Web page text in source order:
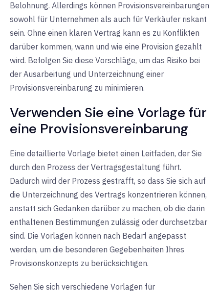
Belohnung. Allerdings können Provisionsvereinbarungen
sowohl für Unternehmen als auch für Verkäufer riskant
sein. Ohne einen klaren Vertrag kann es zu Konflikten
darüber kommen, wann und wie eine Provision gezahlt
wird. Befolgen Sie diese Vorschläge, um das Risiko bei
der Ausarbeitung und Unterzeichnung einer
Provisionsvereinbarung zu minimieren.
Verwenden Sie eine Vorlage für
eine Provisionsvereinbarung
Eine detaillierte Vorlage bietet einen Leitfaden, der Sie
durch den Prozess der Vertragsgestaltung führt.
Dadurch wird der Prozess gestrafft, so dass Sie sich auf
die Unterzeichnung des Vertrags konzentrieren können,
anstatt sich Gedanken darüber zu machen, ob die darin
enthaltenen Bestimmungen zulässig oder durchsetzbar
sind. Die Vorlagen können nach Bedarf angepasst
werden, um die besonderen Gegebenheiten Ihres
Provisionskonzepts zu berücksichtigen.
Sehen Sie sich verschiedene Vorlagen für